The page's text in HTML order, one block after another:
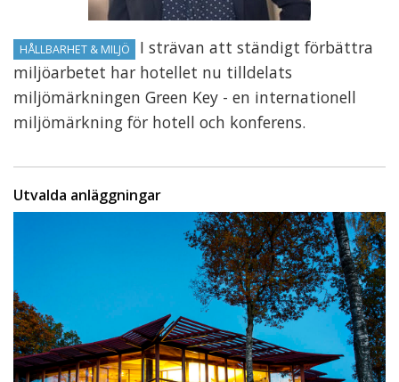
HÅLLBARHET & MILJÖ
I strävan att ständigt förbättra
miljöarbetet har hotellet nu tilldelats
miljömärkningen Green Key - en internationell
miljömärkning för hotell och konferens.
Utvalda anläggningar